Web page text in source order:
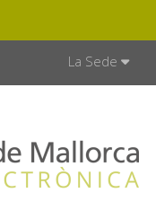
La Sede